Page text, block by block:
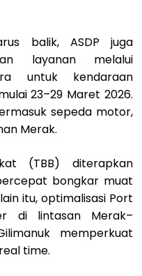
balik, ASDP juga
layanan melalui
untuk kendaraan
23–29 Maret 2026.
sepeda motor,
Merak.
(TBB) diterapkan
bongkar muat
itu, optimalisasi Port
di lintasan Merak–
memperkuat
time.